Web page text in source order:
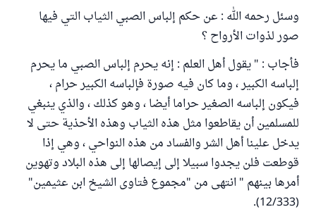
وسئل رحمه الله : عن حكم إلباس الصبي الثياب التي فيها
صور لذوات الأرواح ؟
فأجاب : " يقول أهل العلم : إنه يحرم إلباس الصبي ما يحرم
إلباسه الكبير ، وما كان فيه صورة فإلباسه الكبير حرام ،
فيكون إلباسه الصغير حراما أيضا ، وهو كذلك ، والذي ينبغي
للمسلمين أن يقاطعوا مثل هذه الثياب وهذه الأحذية حتى لا
يدخل علينا أهل الشر والفساد من هذه النواحي ، وهي إذا
قوطعت فلن يجدوا سبيلا إلى إيصالها إلى هذه البلاد وتهوين
أمرها بينهم " انتهى من "مجموع فتاوى الشيخ ابن عثيمين"
(12/333).